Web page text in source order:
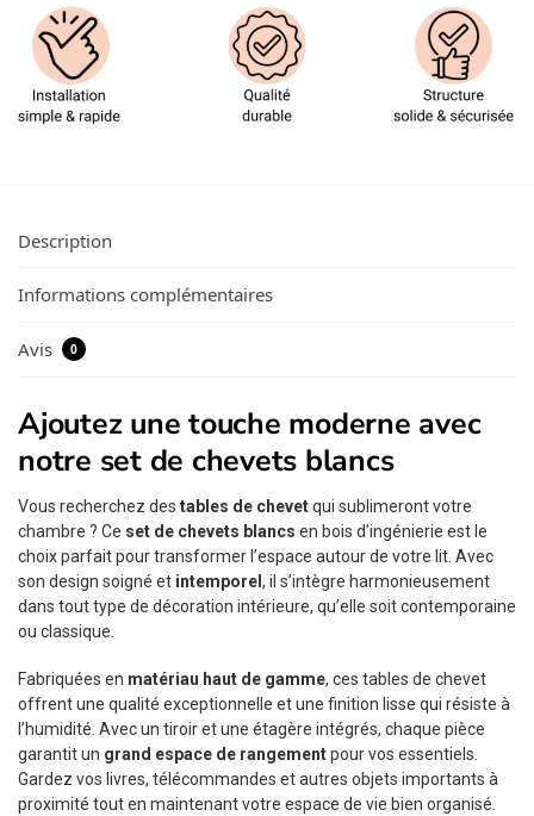
Description
Informations complémentaires
Avis 0
Ajoutez une touche moderne avec
notre set de chevets blancs
Vous recherchez des tables de chevetqui sublimeront votre
chambre ? Ce set de chevets blancs en bois d’ingénierie est le
choix parfait pour transformer l’espace autour de votre lit. Avec
son design soigné et intemporel , il s’intègre harmonieusement
dans tout type de décoration intérieure, qu’elle soit contemporaine
ou classique.
Fabriquées en matériau haut de gamme, ces tables de chevet
offrent une qualité exceptionnelle et une finition lisse qui résiste à
l’humidité. Avec un tiroir et une étagère intégrés, chaque pièce
garantit un grand espace de rangementpour vos essentiels.
Gardez vos livres, télécommandes et autres objets importants à
proximité tout en maintenant votre espace de vie bien organisé.